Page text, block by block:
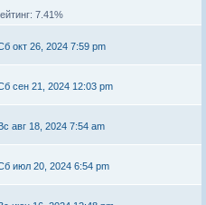
7.41%
окт 26, 2024 7:59 pm
сен 21, 2024 12:03 pm
авг 18, 2024 7:54 am
июл 20, 2024 6:54 pm